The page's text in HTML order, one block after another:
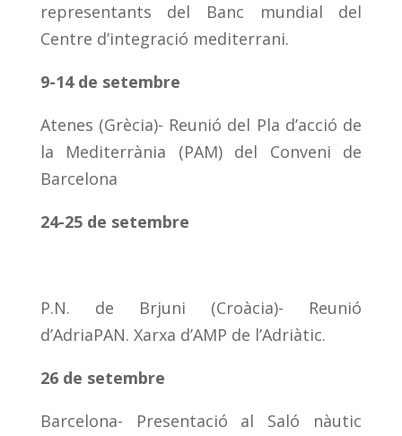
representants del Banc mundial del
Centre d’integració mediterrani.
9-14 de setembre
Atenes (Grècia)- Reunió del Pla d’acció de
la Mediterrània (PAM) del Conveni de
Barcelona
24-25 de setembre
P.N. de Brjuni (Croàcia)- Reunió
d’AdriaPAN. Xarxa d’AMP de l’Adriàtic.
26 de setembre
Barcelona- Presentació al Saló nàutic